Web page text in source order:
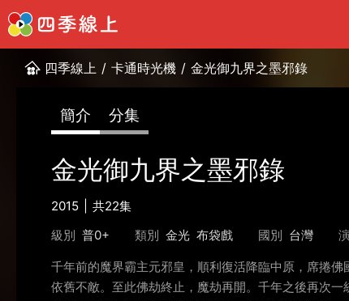
四季線上 / 卡通時光機 / 金光御九界之墨邪錄
簡介 分集
金光御九界之墨邪錄
2015
共22集
級別 普0+ 類別 金光 布袋戲 國別 台灣
千年前的魔界霸主元邪皇，順利復活降臨中原，席捲
依舊不敵。至此佛劫終止，魔劫再開。千年之後再次